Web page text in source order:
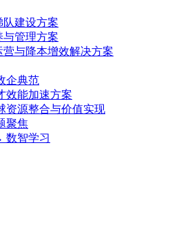
队建设方案
与管理方案
与降本增效解决方案
企典范
效能加速方案
资源整合与价值实现
聚焦
数智学习